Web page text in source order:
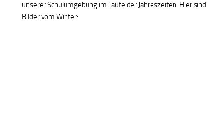
unserer Schulumgebung im Laufe der Jahreszeiten. Hier sind
Bilder vom Winter: